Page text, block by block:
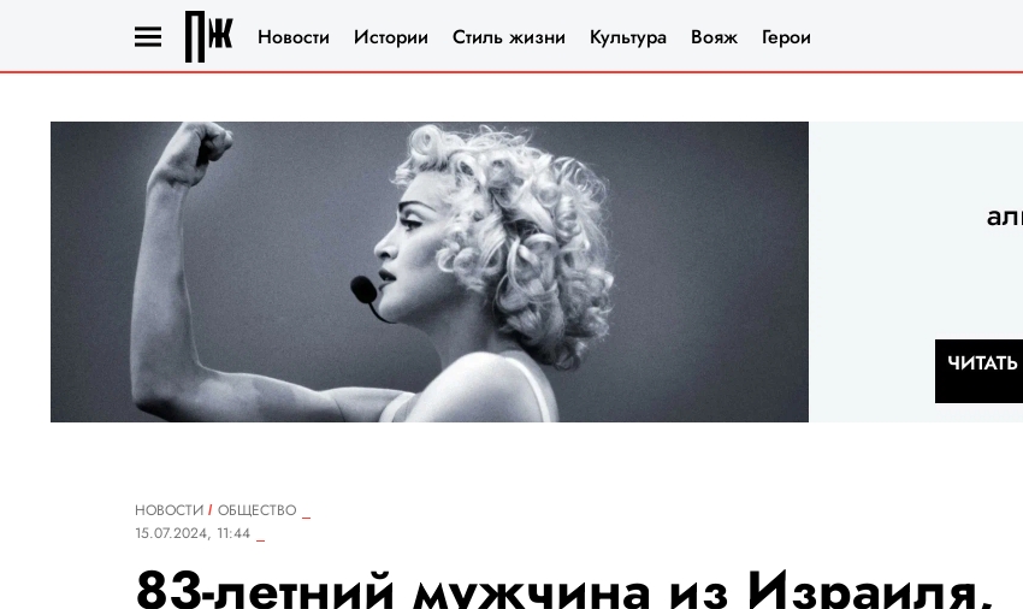
Новости Истории Стиль жизни Культура Вояж Герои
НОВОСТИ
ОБЩЕСТВО
15.07.2024, 11:44
83-летний мужчина из Израиля,